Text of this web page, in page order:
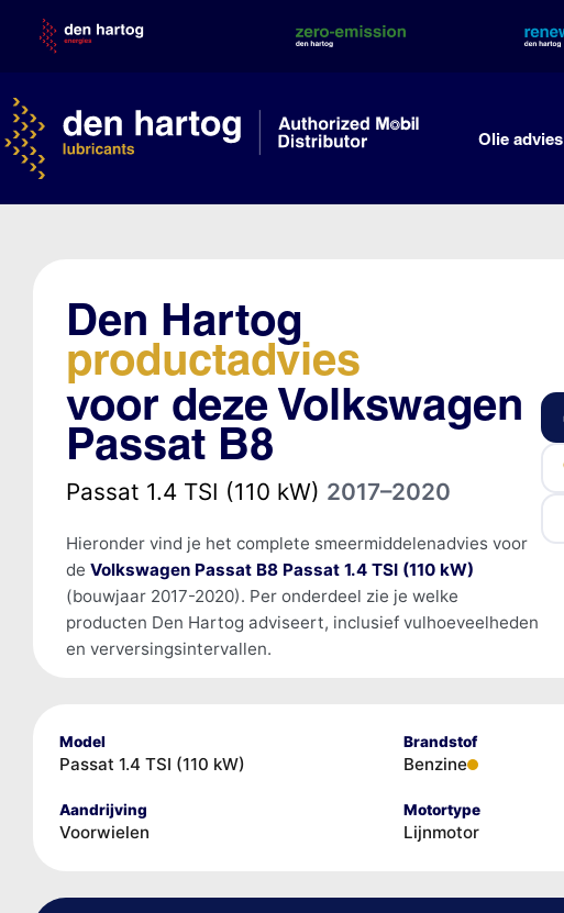
content
Olie advies
Den Hartog
productadvies
voor deze Volkswagen
Passat B8
Passat 1.4 TSI (110 kW) 2017–2020
Hieronder vind je het complete smeermiddelenadvies voor
de Volkswagen Passat B8 Passat 1.4 TSI (110 kW)
(bouwjaar 2017-2020). Per onderdeel zie je welke
producten Den Hartog adviseert, inclusief vulhoeveelheden
en verversingsintervallen.
Model
Passat 1.4 TSI (110 kW)
Brandstof
Benzine
Aandrijving
Voorwielen
Motortype
Lijnmotor